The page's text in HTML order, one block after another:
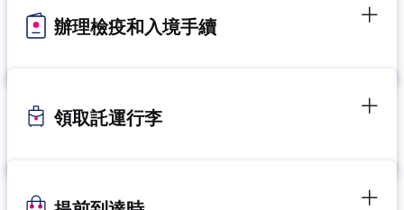
辦理檢疫和入境手續
領取託運行李